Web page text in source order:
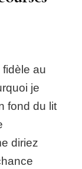
au
je
fond du lit
diriez